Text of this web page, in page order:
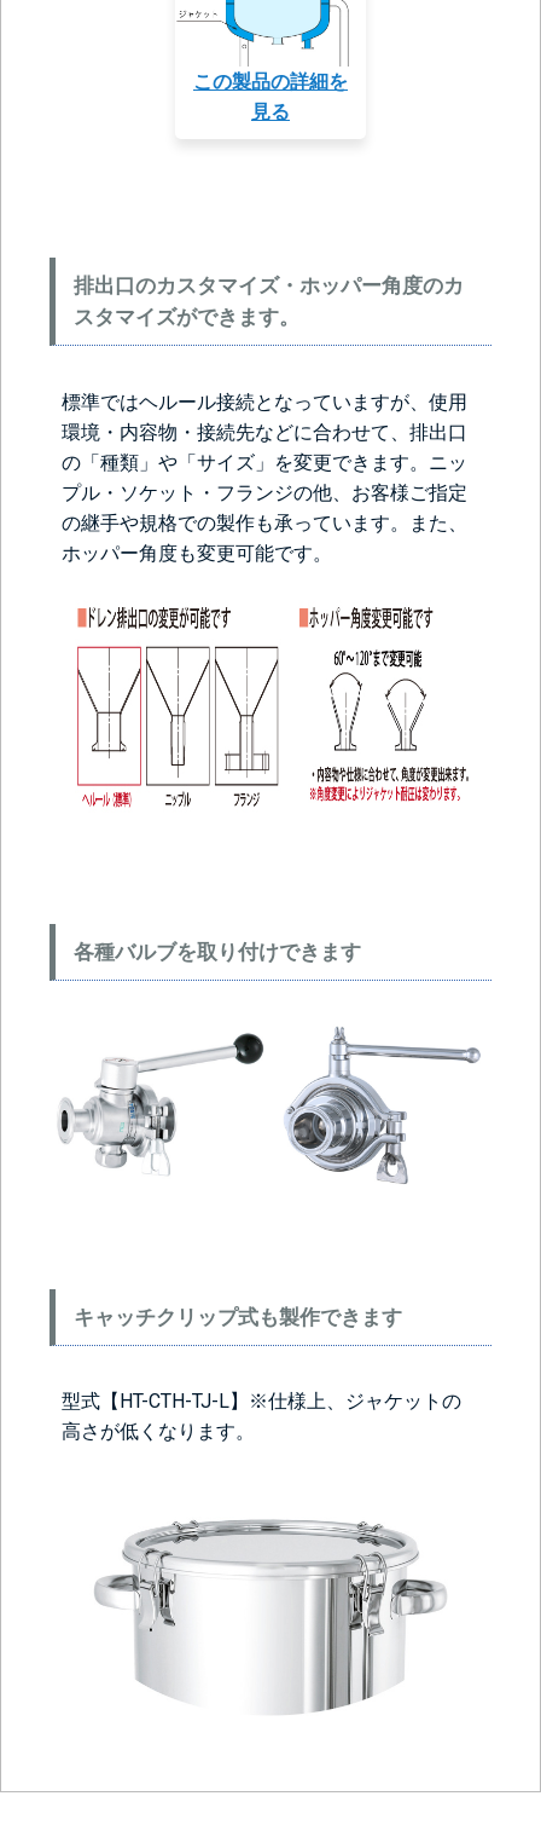
この製品の詳細を
見る
排出口のカスタマイズ・ホッパー角度のカ
スタマイズができます。
標準ではヘルール接続となっていますが、使用
環境・内容物・接続先などに合わせて、排出口
の「種類」や「サイズ」を変更できます。ニッ
プル・ソケット・フランジの他、お客様ご指定
の継手や規格での製作も承っています。また、
ホッパー角度も変更可能です。
各種バルブを取り付けできます
キャッチクリップ式も製作できます
型式【HT-CTH-TJ-L】※仕様上、ジャケットの
高さが低くなります。